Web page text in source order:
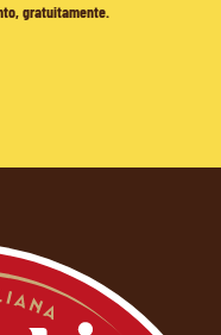
gratuitamente.